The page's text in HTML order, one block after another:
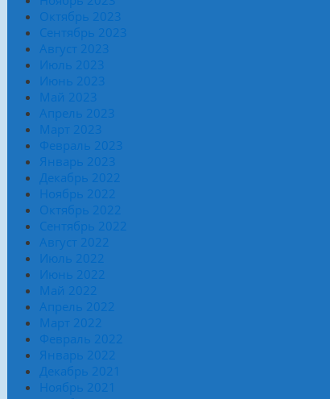
Октябрь 2023
Сентябрь 2023
Август 2023
Июль 2023
Июнь 2023
Май 2023
Апрель 2023
Март 2023
Февраль 2023
Январь 2023
Декабрь 2022
Ноябрь 2022
Октябрь 2022
Сентябрь 2022
Август 2022
Июль 2022
Июнь 2022
Май 2022
Апрель 2022
Март 2022
Февраль 2022
Январь 2022
Декабрь 2021
Ноябрь 2021